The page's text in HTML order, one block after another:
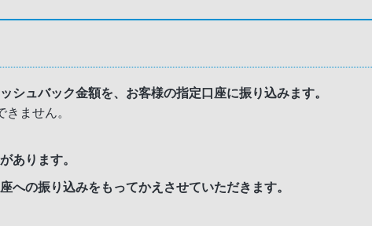
シュバック金額を、お客様の指定口座に振り込みます。
ません。
あります。
への振り込みをもってかえさせていただきます。